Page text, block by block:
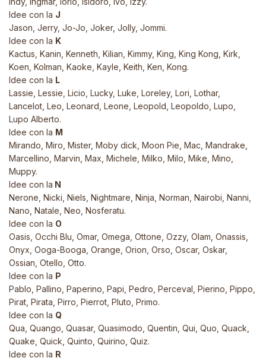
Idee con la J
Jason, Jerry, Jo-Jo, Joker, Jolly, Jommi.
Idee con la K
Kactus, Kanin, Kenneth, Kilian, Kimmy, King, King Kong, Kirk,
Koen, Kolman, Kaoke, Kayle, Keith, Ken, Kong.
Idee con la L
Lassie, Lessie, Licio, Lucky, Luke, Loreley, Lori, Lothar,
Lancelot, Leo, Leonard, Leone, Leopold, Leopoldo, Lupo,
Lupo Alberto.
Idee con la M
Mirando, Miro, Mister, Moby dick, Moon Pie, Mac, Mandrake,
Marcellino, Marvin, Max, Michele, Milko, Milo, Mike, Mino,
Muppy.
Idee con la N
Nerone, Nicki, Niels, Nightmare, Ninja, Norman, Nairobi, Nanni,
Nano, Natale, Neo, Nosferatu.
Idee con la O
Oasis, Occhi Blu, Omar, Omega, Ottone, Ozzy, Olam, Onassis,
Onyx, Ooga-Booga, Orange, Orion, Orso, Oscar, Oskar,
Ossian, Otello, Otto.
Idee con la P
Pablo, Pallino, Paperino, Papi, Pedro, Perceval, Pierino, Pippo,
Pirat, Pirata, Pirro, Pierrot, Pluto, Primo.
Idee con la Q
Qua, Quango, Quasar, Quasimodo, Quentin, Qui, Quo, Quack,
Quake, Quick, Quinto, Quirino, Quiz.
Idee con la R